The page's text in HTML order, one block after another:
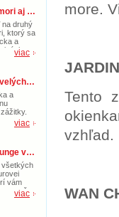
Doprajte si dovolenku pri mori aj počas jesene s letenkami na Korfu!
na druhý
ktorý sa
a
So
39€ si
viac
Úchvatný Neapol už od skvelých 55€ za letenky!
a
už
viac
Navštívte nový Pelikán Lounge v nákupnom centre Eurovea
všetkých
vám
vaše
viac
more.
Tento
vzhľad.
WAN